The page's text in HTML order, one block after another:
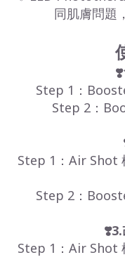
同肌膚問題
Step 1：
Step 2：
Step 1：Air Shot
Step 2：
Step 1：Air Shot